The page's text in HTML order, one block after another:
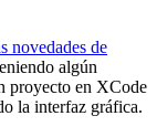
novedades de
algún
proyecto en XCode
la interfaz gráfica.